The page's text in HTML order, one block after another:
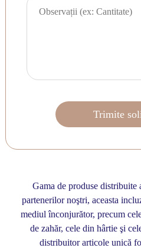
Gama de produse distribuite
partenerilor noştri, aceasta
mediul înconjurător, precum
de zahăr, cele din hârtie şi
distribuitor articole unică